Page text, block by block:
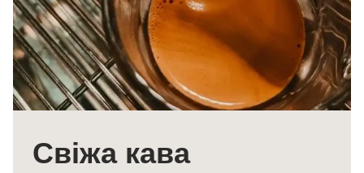
Свіжа кава